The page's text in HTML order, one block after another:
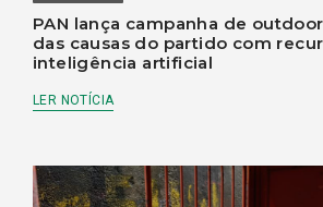
PAN lança campanha de
das causas do partido com
inteligência artificial
LER NOTÍCIA